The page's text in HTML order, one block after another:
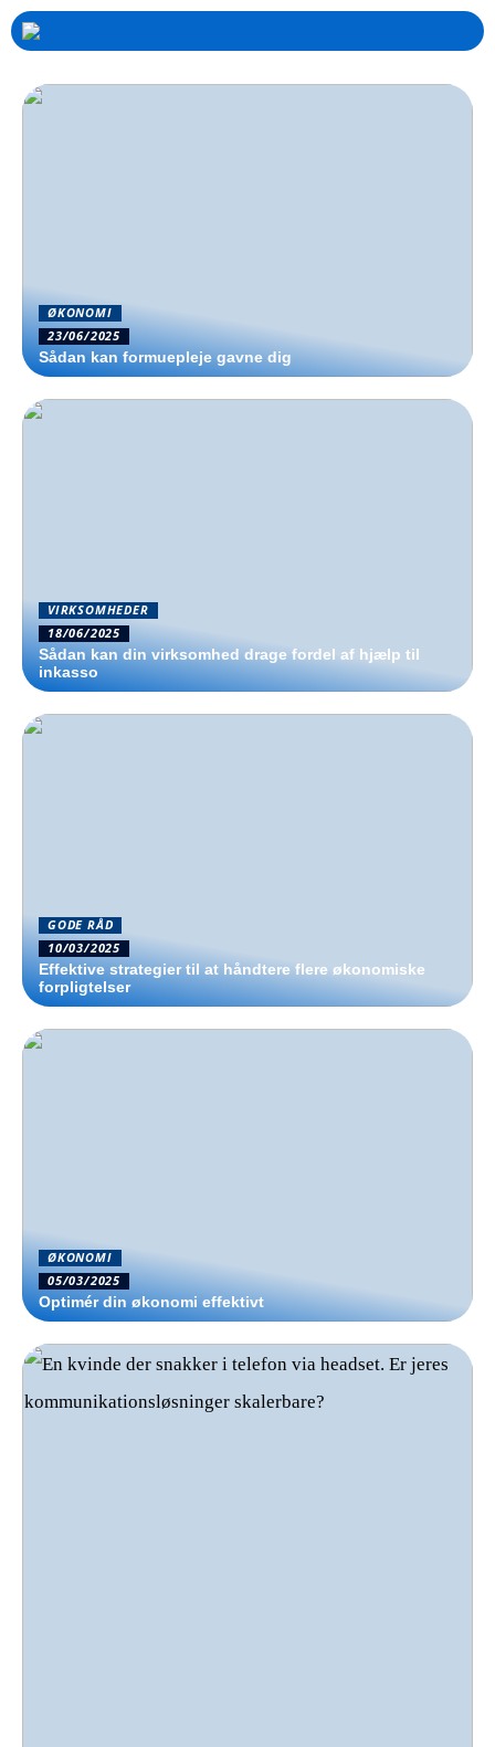
ØKONOMI
23/06/2025
Sådan kan formuepleje gavne dig
VIRKSOMHEDER
18/06/2025
Sådan kan din virksomhed drage fordel af hjælp til
inkasso
GODE RÅD
10/03/2025
Effektive strategier til at håndtere flere økonomiske
forpligtelser
ØKONOMI
05/03/2025
Optimér din økonomi effektivt